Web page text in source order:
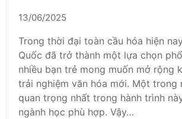
13/06/2025
Trong thời đại toàn cầu hóa hiện
Quốc đã trở thành một lựa chọn
nhiều bạn trẻ mong muốn mở rộng
trải nghiệm văn hóa mới. Một trong
quan trọng nhất trong hành trình
ngành học phù hợp. Vậy…